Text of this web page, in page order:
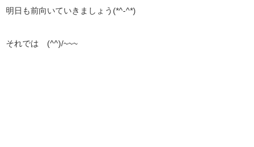
明日も前向いていきましょう(*^-^*)
それでは (^^)/~~~